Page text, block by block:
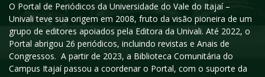
O Portal de Periódicos da Universidade do Vale do Itajaí –
Univali teve sua origem em 2008, fruto da visão pioneira de um
grupo de editores apoiados pela Editora da Univali. Até 2022, o
Portal abrigou 26 periódicos, incluindo revistas e Anais de
Congressos. A partir de 2023, a Biblioteca Comunitária do
Campus Itajaí passou a coordenar o Portal, com o suporte da